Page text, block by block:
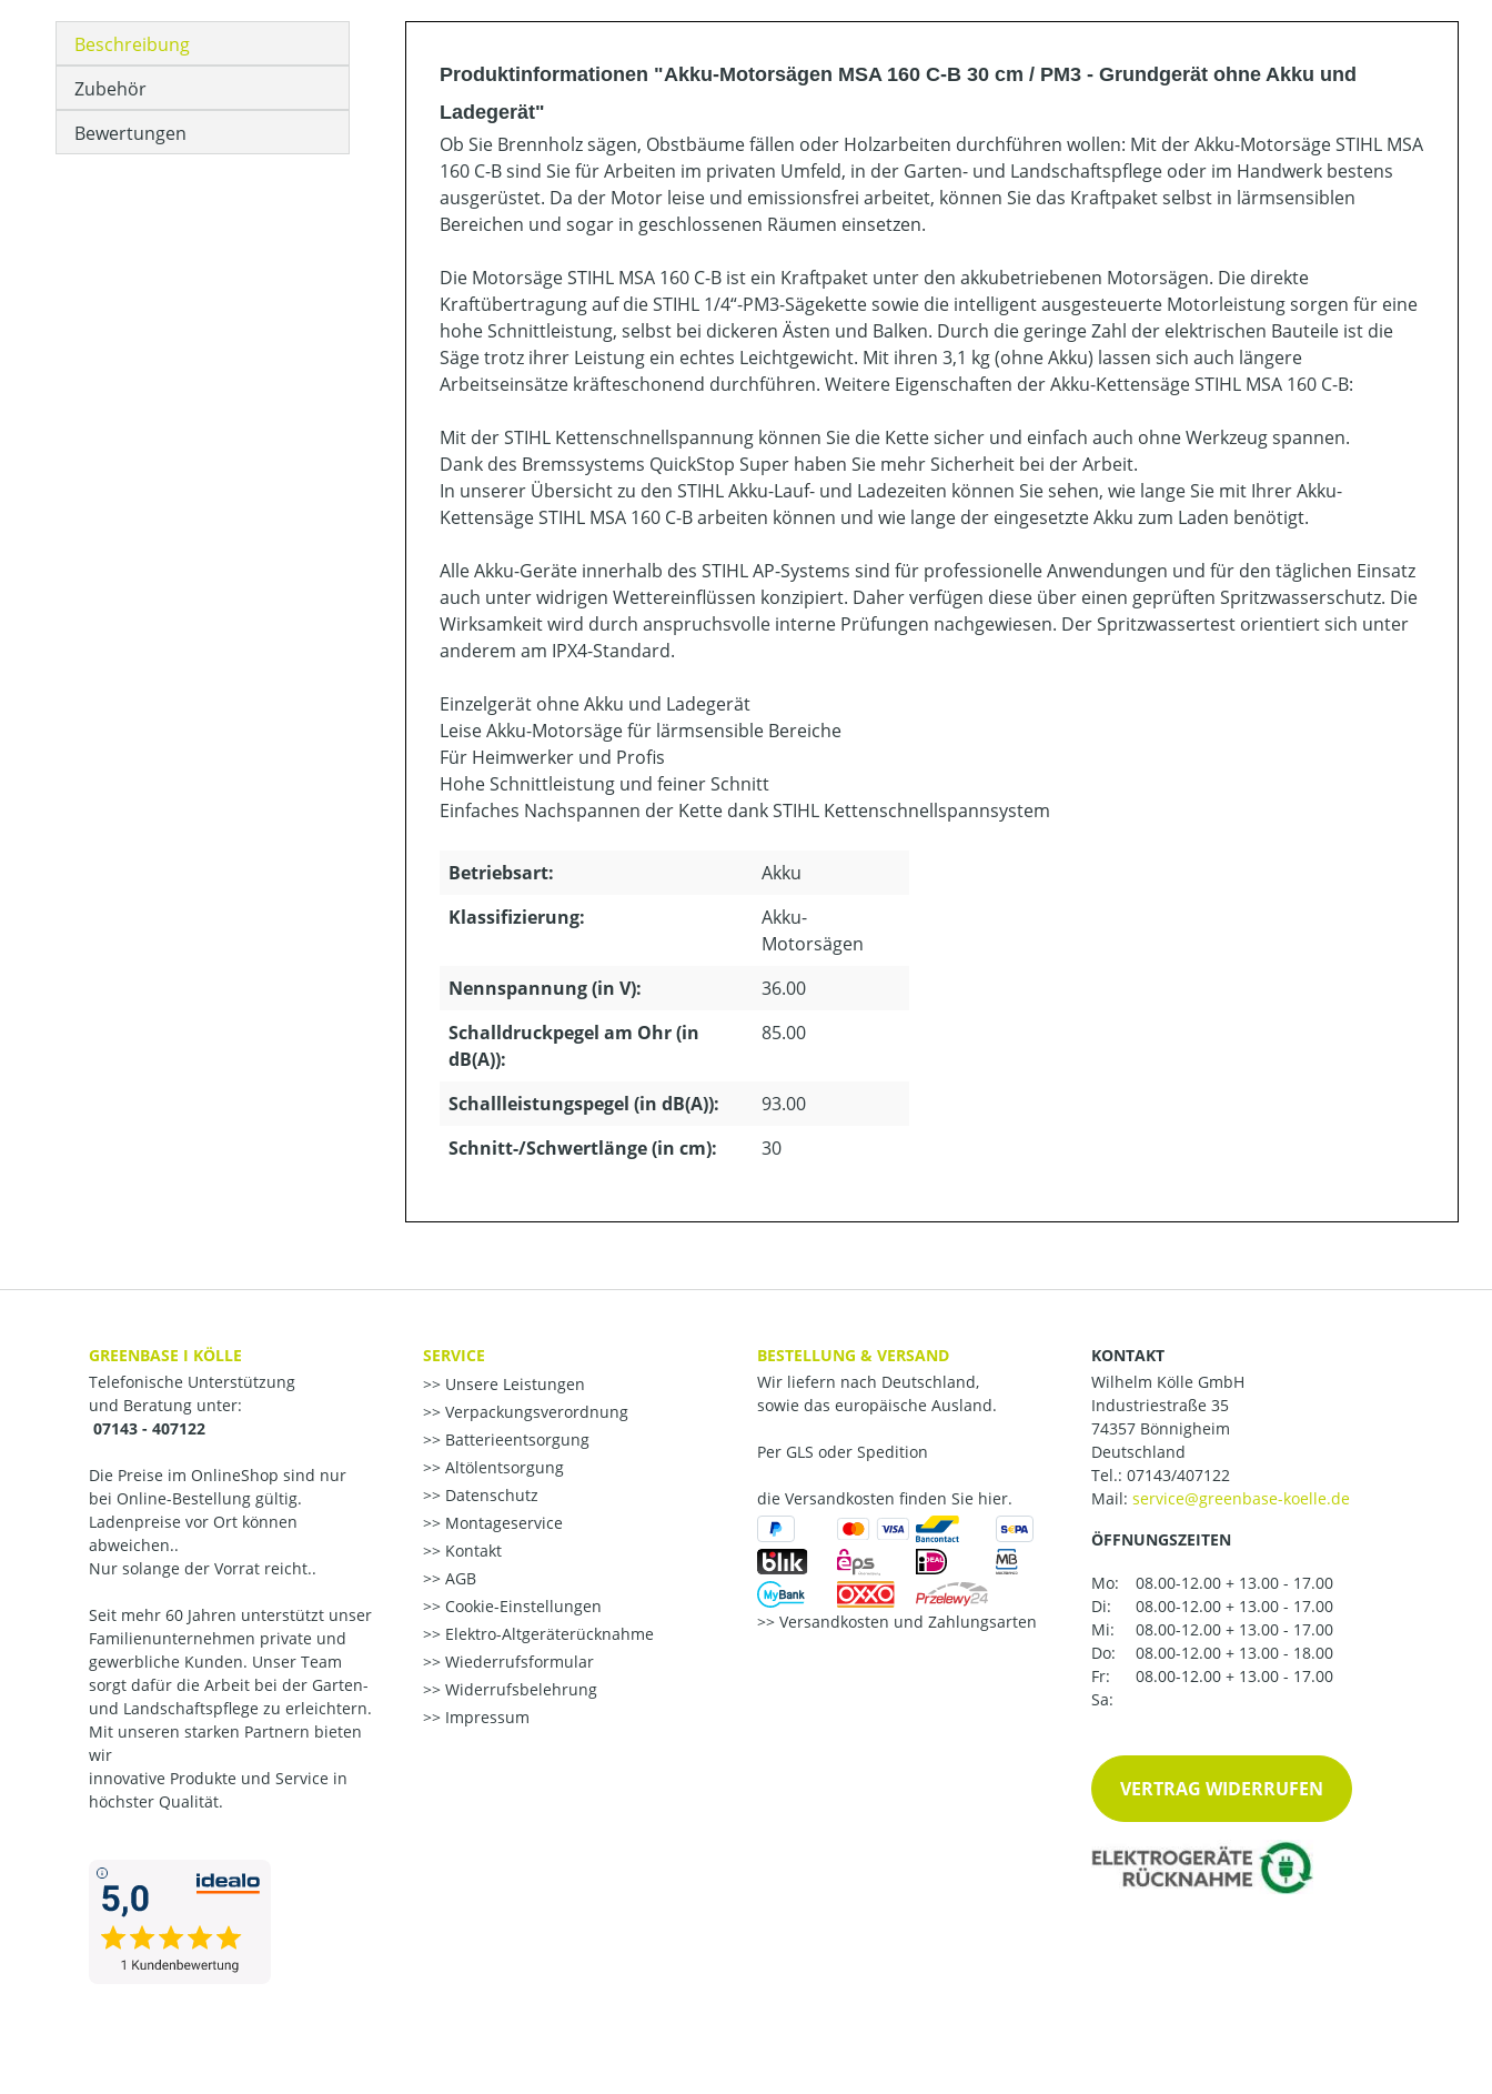
Beschreibung
Zubehör
Bewertungen
Produktinformationen "Akku-Motorsägen MSA 160 C-B 30 cm / PM3 - Grundgerät ohne Akku und
Ladegerät"
Ob Sie Brennholz sägen, Obstbäume fällen oder Holzarbeiten durchführen wollen: Mit der Akku-Motorsäge STIHL MSA
160 C-B sind Sie für Arbeiten im privaten Umfeld, in der Garten- und Landschaftspflege oder im Handwerk bestens
ausgerüstet. Da der Motor leise und emissionsfrei arbeitet, können Sie das Kraftpaket selbst in lärmsensiblen
Bereichen und sogar in geschlossenen Räumen einsetzen.
Die Motorsäge STIHL MSA 160 C-B ist ein Kraftpaket unter den akkubetriebenen Motorsägen. Die direkte
Kraftübertragung auf die STIHL 1/4“-PM3-Sägekette sowie die intelligent ausgesteuerte Motorleistung sorgen für eine
hohe Schnittleistung, selbst bei dickeren Ästen und Balken. Durch die geringe Zahl der elektrischen Bauteile ist die
Säge trotz ihrer Leistung ein echtes Leichtgewicht. Mit ihren 3,1 kg (ohne Akku) lassen sich auch längere
Arbeitseinsätze kräfteschonend durchführen. Weitere Eigenschaften der Akku-Kettensäge STIHL MSA 160 C-B:
Mit der STIHL Kettenschnellspannung können Sie die Kette sicher und einfach auch ohne Werkzeug spannen.
Dank des Bremssystems QuickStop Super haben Sie mehr Sicherheit bei der Arbeit.
In unserer Übersicht zu den STIHL Akku-Lauf- und Ladezeiten können Sie sehen, wie lange Sie mit Ihrer Akku-
Kettensäge STIHL MSA 160 C-B arbeiten können und wie lange der eingesetzte Akku zum Laden benötigt.
Alle Akku-Geräte innerhalb des STIHL AP-Systems sind für professionelle Anwendungen und für den täglichen Einsatz
auch unter widrigen Wettereinflüssen konzipiert. Daher verfügen diese über einen geprüften Spritzwasserschutz. Die
Wirksamkeit wird durch anspruchsvolle interne Prüfungen nachgewiesen. Der Spritzwassertest orientiert sich unter
anderem am IPX4-Standard.
Einzelgerät ohne Akku und Ladegerät
Leise Akku-Motorsäge für lärmsensible Bereiche
Für Heimwerker und Profis
Hohe Schnittleistung und feiner Schnitt
Einfaches Nachspannen der Kette dank STIHL Kettenschnellspannsystem
Betriebsart:
Akku
Klassifizierung:
Akku-
Motorsägen
Nennspannung (in V):
36.00
Schalldruckpegel am Ohr (in
dB(A)):
85.00
Schallleistungspegel (in dB(A)):
93.00
Schnitt-/Schwertlänge (in cm):
30
GREENBASE I KÖLLE
Telefonische Unterstützung
und Beratung unter:
07143 - 407122
Die Preise im OnlineShop sind nur
bei Online-Bestellung gültig.
Ladenpreise vor Ort können
abweichen..
Nur solange der Vorrat reicht..
Seit mehr 60 Jahren unterstützt unser
Familienunternehmen private und
gewerbliche Kunden. Unser Team
sorgt dafür die Arbeit bei der Garten-
und Landschaftspflege zu erleichtern.
Mit unseren starken Partnern bieten
wir
innovative Produkte und Service in
höchster Qualität.
SERVICE
Unsere Leistungen
Verpackungsverordnung
Batterieentsorgung
Altölentsorgung
Datenschutz
Montageservice
Kontakt
AGB
Cookie-Einstellungen
Elektro-Altgeräterücknahme
Wiederrufsformular
Widerrufsbelehrung
Impressum
BESTELLUNG & VERSAND
Wir liefern nach Deutschland,
sowie das europäische Ausland.
Per GLS oder Spedition
die Versandkosten finden Sie hier.
Versandkosten und Zahlungsarten
KONTAKT
Wilhelm Kölle GmbH
Industriestraße 35
74357 Bönnigheim
Deutschland
Tel.: 07143/407122
Mail:
ÖFFNUNGSZEITEN
Mo:
08.00-12.00 + 13.00 - 17.00
Di:
08.00-12.00 + 13.00 - 17.00
Mi:
08.00-12.00 + 13.00 - 17.00
Do:
08.00-12.00 + 13.00 - 18.00
Fr:
08.00-12.00 + 13.00 - 17.00
Sa:
VERTRAG WIDERRUFEN